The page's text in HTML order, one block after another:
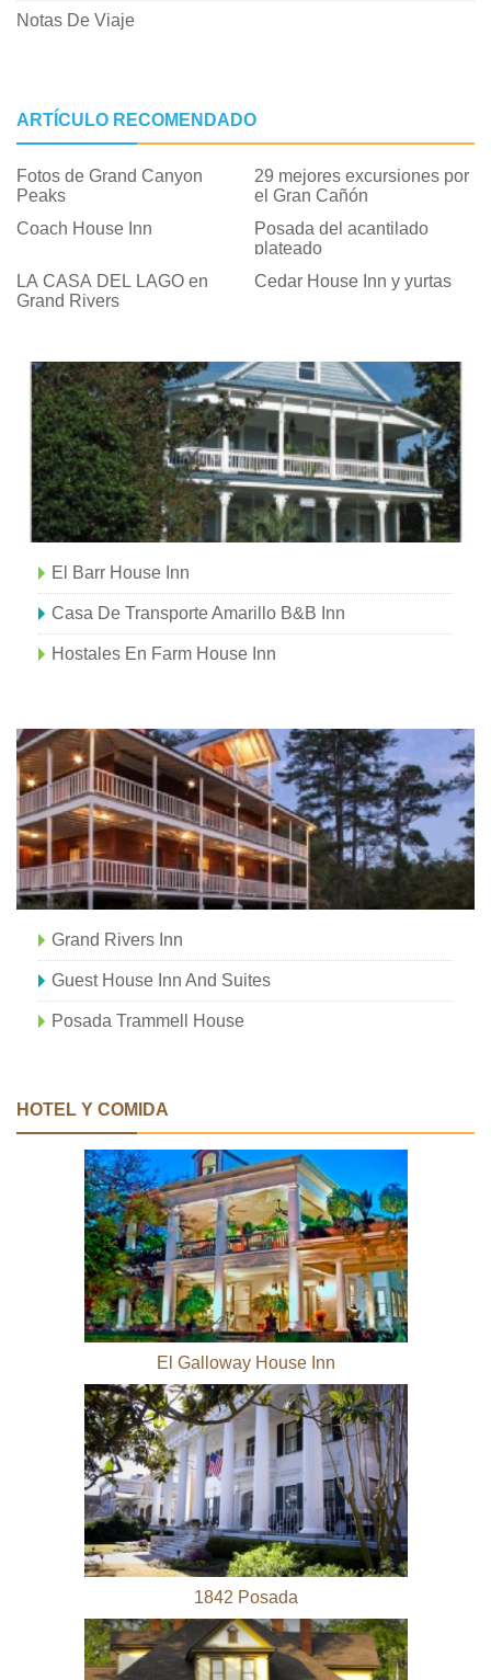
Notas De Viaje
ARTÍCULO RECOMENDADO
Fotos de Grand Canyon
Peaks
29 mejores excursiones por
el Gran Cañón
Coach House Inn
Posada del acantilado
plateado
LA CASA DEL LAGO en
Grand Rivers
Cedar House Inn y yurtas
El Barr House Inn
Casa De Transporte Amarillo B&B Inn
Hostales En Farm House Inn
Grand Rivers Inn
Guest House Inn And Suites
Posada Trammell House
HOTEL Y COMIDA
El Galloway House Inn
1842 Posada